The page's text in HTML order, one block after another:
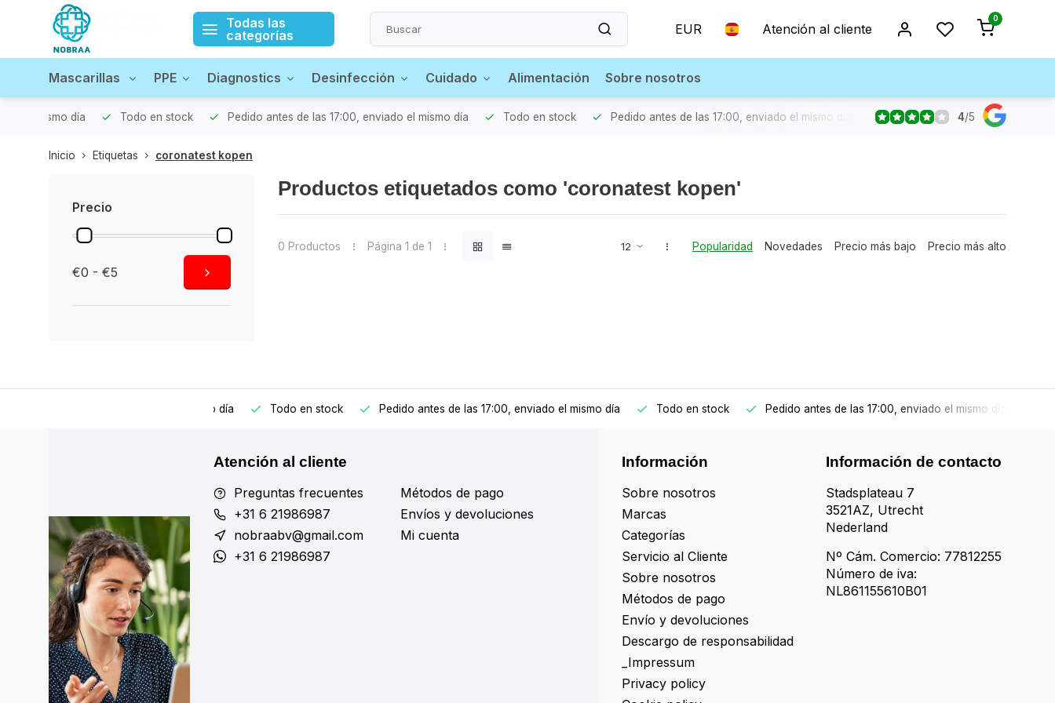
Todas las
categorías
EUR Atención al cliente
0
Mascarillas PPE Diagnostics Desinfección Cuidado Alimentación Sobre nosotros
el mismo día Todo en stock Pedido antes de las 17:00, enviado el mismo día Todo en stock Pedido antes de las 17:00, enviado el mismo día 4/5
Inicio Etiquetas coronatest kopen
Precio
€0 - €5
Productos etiquetados como 'coronatest kopen'
0 Productos Página 1 de 1 Popularidad Novedades Precio más bajo Precio más alto
antes de las 17:00, enviado el mismo día Todo en stock Pedido antes de las 17:00, enviado el mismo día Todo en stock Pedido antes de las 17:00, enviado el mismo día
Atención al cliente
Preguntas frecuentes
+31 6 21986987
nobraabv@gmail.com
+31 6 21986987
Métodos de pago
Envíos y devoluciones
Mi cuenta
Información
Sobre nosotros
Marcas
Categorías
Servicio al Cliente
Sobre nosotros
Métodos de pago
Envío y devoluciones
Descargo de responsabilidad
_Impressum
Privacy policy
Información de contacto
Stadsplateau 7
3521AZ, Utrecht
Nederland
Nº Cám. Comercio: 77812255
Número de iva:
NL861155610B01